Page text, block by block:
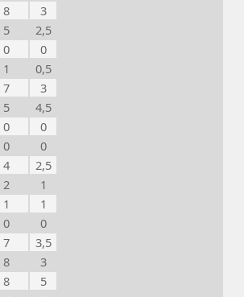
8
3
5
2,5
0
0
1
0,5
7
3
5
4,5
0
0
0
0
4
2,5
2
1
1
1
0
0
7
3,5
8
3
8
5